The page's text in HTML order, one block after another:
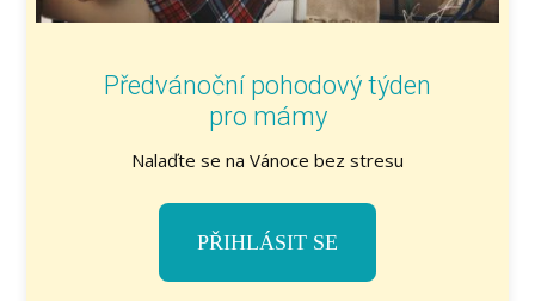
Předvánoční pohodový týden
pro mámy
Nalaďte se na Vánoce bez stresu
PŘIHLÁSIT SE